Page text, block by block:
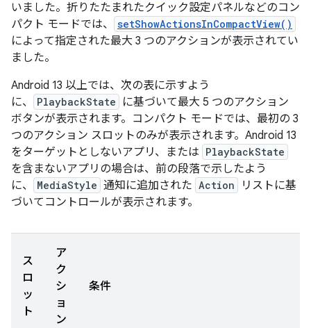
いました。折りたたまれたクイック設定パネルなどのコン
パクト モードでは、
setShowActionsInCompactView()
によって指定された最大 3 つのアクションが表示されてい
ました。
Android 13 以上では、次の表に示すよう
に、
PlaybackState
に基づいて最大 5 つのアクション
ボタンが表示されます。コンパクト モードでは、最初の 3
つのアクション スロットのみが表示されます。Android 13
をターゲットとしないアプリ、または PlaybackState
を含まないアプリの場合は、前の段落で示したよう
に、
MediaStyle 通知に追加された Action
リストに基
づいてコントロールが表示されます。
ス
ロ
ッ
ト
ア
ク
シ
ョ
ン
条件